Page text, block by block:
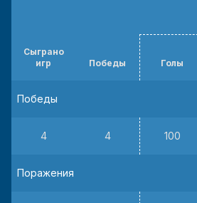
Сыграно
игр
Победы Голы
Победы
4 4 100
Поражения